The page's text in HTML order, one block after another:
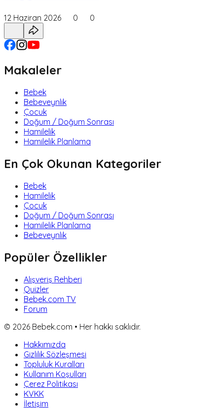
12 Haziran 2026 0 0
Makaleler
Bebek
Bebeveynlik
Çocuk
Doğum / Doğum Sonrası
Hamilelik
Hamilelik Planlama
En Çok Okunan Kategoriler
Bebek
Hamilelik
Çocuk
Doğum / Doğum Sonrası
Hamilelik Planlama
Bebeveynlik
Popüler Özellikler
Alışveriş Rehberi
Quizler
Bebek.com TV
Forum
© 2026 Bebek.com • Her hakkı saklıdır.
Hakkımızda
Gizlilik Sözleşmesi
Topluluk Kuralları
Kullanım Koşulları
Çerez Politikası
KVKK
İletişim